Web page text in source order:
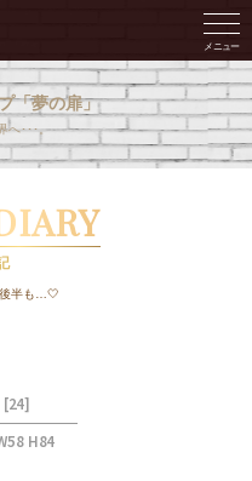
「夢の扉」
へ･･･。
後半も…🤍
[24]
H84